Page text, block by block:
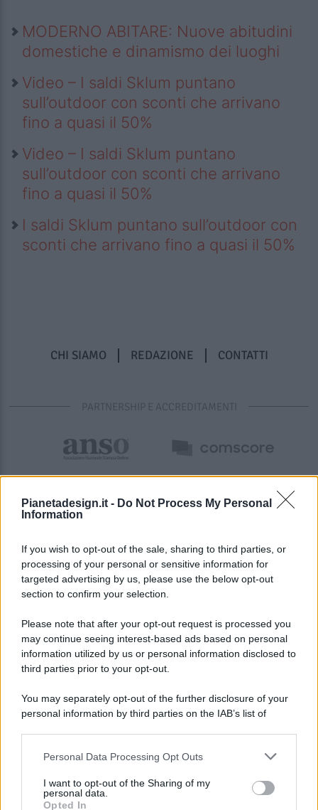
Pianetadesign.it - Do Not Process My Personal
Information
If you wish to opt-out of the sale, sharing to third parties, or
processing of your personal or sensitive information for
targeted advertising by us, please use the below opt-out
section to confirm your selection.
Please note that after your opt-out request is processed you
may continue seeing interest-based ads based on personal
information utilized by us or personal information disclosed to
third parties prior to your opt-out.
You may separately opt-out of the further disclosure of your
personal information by third parties on the IAB’s list of
This information may also be disclosed by us to third parties
disclose it to other third parties.
Personal Data Processing Opt Outs
I want to opt-out of the Sharing of my
personal data.
Opted In
MODERNO ABITARE: Nuove abitudini
domestiche e dinamismo dei luoghi
Video – I saldi Sklum puntano
sull’outdoor con sconti che arrivano
fino a quasi il 50%
Video – I saldi Sklum puntano
sull’outdoor con sconti che arrivano
fino a quasi il 50%
I saldi Sklum puntano sull’outdoor con
sconti che arrivano fino a quasi il 50%
CHI SIAMO REDAZIONE CONTATTI
PARTNERSHIP E ACCREDITAMENTI
© 2026 - Pianeta Design - P.IVA 04827280654 - Testata
Registrata Al Tribunale Di Nocera Inferiore N. 8/2020 - RG N.
ISCRIZIONE AL ROC N. 35792 – ISCRITTA ALL’ANSO
(ASSOCIAZIONE NAZIONALE STAMPA ONLINE)
PREFERENZE PRIVACY